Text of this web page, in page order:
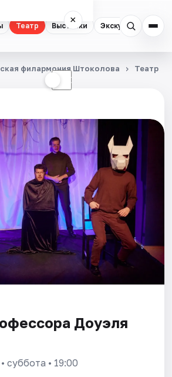
Театр Выставки Экскурсии
×
☾
филармония Штоколова Театр
Доуэля
• суббота • 19:00